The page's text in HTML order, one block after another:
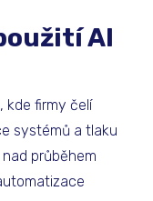
AI
kde firmy čelí
systémů a tlaku
průběhem